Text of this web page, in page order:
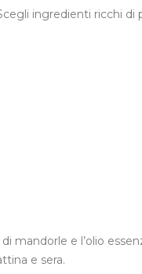
ingredienti ricchi
mandorle e l’olio
e sera.